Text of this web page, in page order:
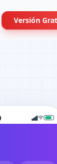
Versión